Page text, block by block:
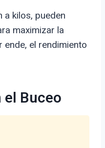
a kilos, pueden
maximizar la
ende, el rendimiento
Buceo